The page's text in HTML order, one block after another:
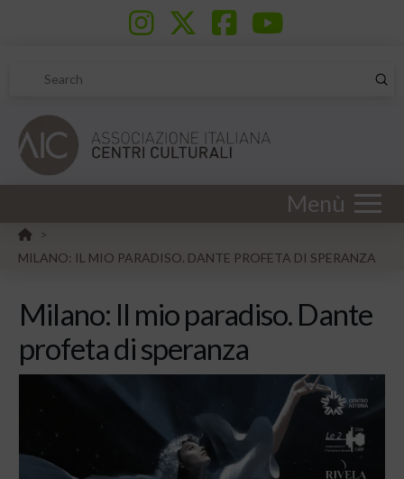
Search
Menù
HOME
>
MILANO: IL MIO PARADISO. DANTE PROFETA DI SPERANZA
Milano: Il mio paradiso. Dante
profeta di speranza